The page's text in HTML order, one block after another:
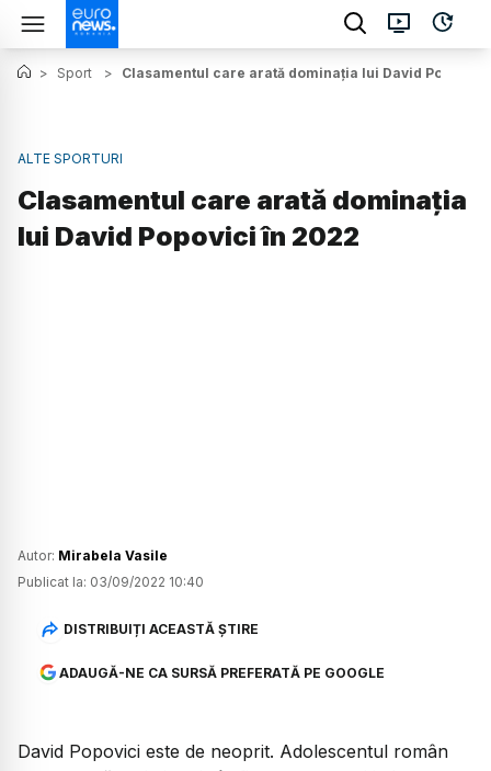
> Sport > Clasamentul care arată dominația lui David Popovici
ALTE SPORTURI
Clasamentul care arată dominația
lui David Popovici în 2022
Autor: Mirabela Vasile
Publicat la: 03/09/2022 10:40
DISTRIBUIȚI ACEASTĂ ȘTIRE
ADAUGĂ-NE CA SURSĂ PREFERATĂ PE GOOGLE
David Popovici este de neoprit. Adolescentul român